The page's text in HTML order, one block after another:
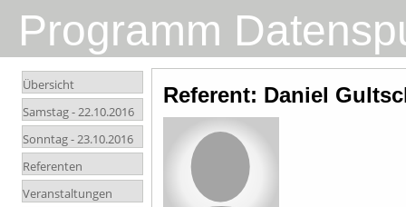
Programm
Übersicht
Samstag -22.10.2016
Sonntag -23.10.2016
Referenten
Veranstaltungen
Referent: Daniel